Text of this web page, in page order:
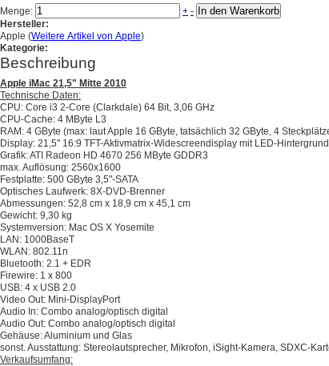
Menge:
+ - In den Warenkorb
Hersteller:
Apple (Weitere Artikel von Apple)
Kategorie:
Beschreibung
Apple iMac 21,5" Mitte 2010
Technische Daten:
CPU: Core i3 2-Core (Clarkdale) 64 Bit, 3,06 GHz
CPU-Cache: 4 MByte L3
RAM: 4 GByte (max: laut Apple 16 GByte, tatsächlich 32 GByte, 4
Display: 21,5" 16:9 TFT-Aktivmatrix-Widescreendisplay mit LED-
Grafik: ATI Radeon HD 4670 256 MByte GDDR3
max. Auflösung: 2560x1600
Festplatte: 500 GByte 3,5"-SATA
Optisches Laufwerk: 8X-DVD-Brenner
Abmessungen: 52,8 cm x 18,9 cm x 45,1 cm
Gewicht: 9,30 kg
Systemversion: Mac OS X Yosemite
LAN: 1000BaseT
WLAN: 802.11n
Bluetooth: 2.1 + EDR
Firewire: 1 x 800
USB: 4 x USB 2.0
Video Out: Mini-DisplayPort
Audio In: Combo analog/optisch digital
Audio Out: Combo analog/optisch digital
Gehäuse: Aluminium und Glas
sonst. Ausstattung: Stereolautsprecher, Mikrofon, iSight-Kamera, SDXC-
Verkaufsumfang: